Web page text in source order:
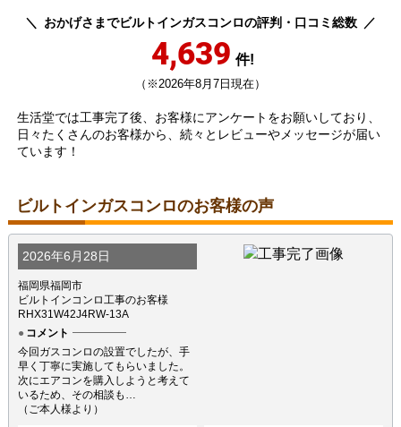
おかげさまでビルトインガスコンロの評判・口コミ総数
4,639 件!
（※2026年8月7日現在）
生活堂では工事完了後、お客様にアンケートをお願いしており、
日々たくさんのお客様から、続々とレビューやメッセージが届い
ています！
ビルトインガスコンロのお客様の声
2026年6月28日
福岡県福岡市
ビルトインコンロ工事のお客様
RHX31W42J4RW-13A
コメント
今回ガスコンロの設置でしたが、手
早く丁寧に実施してもらいました。
次にエアコンを購入しようと考えて
いるため、その相談も…
（ご本人様より）